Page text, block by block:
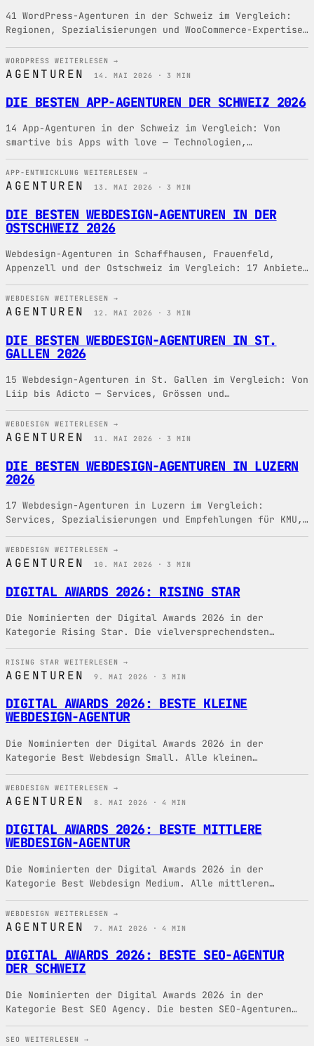
41 WordPress-Agenturen in der Schweiz im Vergleich:
Regionen, Spezialisierungen und WooCommerce-Expertise
für Ihr Website-Projekt.
WORDPRESS WEITERLESEN →
AGENTUREN 14. MAI 2026 · 3 MIN
DIE BESTEN APP-AGENTUREN DER SCHWEIZ 2026
14 App-Agenturen in der Schweiz im Vergleich: Von
smartive bis Apps with love — Technologien,
Teamgrössen und Spezialisierungen.
APP-ENTWICKLUNG WEITERLESEN →
AGENTUREN 13. MAI 2026 · 3 MIN
DIE BESTEN WEBDESIGN-AGENTUREN IN DER
OSTSCHWEIZ 2026
Webdesign-Agenturen in Schaffhausen, Frauenfeld,
Appenzell und der Ostschweiz im Vergleich: 17 Anbieter
mit Services und Spezialisierungen.
WEBDESIGN WEITERLESEN →
AGENTUREN 12. MAI 2026 · 3 MIN
DIE BESTEN WEBDESIGN-AGENTUREN IN ST.
GALLEN 2026
15 Webdesign-Agenturen in St. Gallen im Vergleich: Von
Liip bis Adicto — Services, Grössen und
Spezialisierungen für Ihr Projekt.
WEBDESIGN WEITERLESEN →
AGENTUREN 11. MAI 2026 · 3 MIN
DIE BESTEN WEBDESIGN-AGENTUREN IN LUZERN
2026
17 Webdesign-Agenturen in Luzern im Vergleich:
Services, Spezialisierungen und Empfehlungen für KMU,
E-Commerce und digitales Marketing.
WEBDESIGN WEITERLESEN →
AGENTUREN 10. MAI 2026 · 3 MIN
DIGITAL AWARDS 2026: RISING STAR
Die Nominierten der Digital Awards 2026 in der
Kategorie Rising Star. Die vielversprechendsten
aufstrebenden Digital-Agenturen der Schweiz 2026.
RISING STAR WEITERLESEN →
AGENTUREN 9. MAI 2026 · 3 MIN
DIGITAL AWARDS 2026: BESTE KLEINE
WEBDESIGN-AGENTUR
Die Nominierten der Digital Awards 2026 in der
Kategorie Best Webdesign Small. Alle kleinen
Webdesign-Agenturen der Schweiz im Überblick.
WEBDESIGN WEITERLESEN →
AGENTUREN 8. MAI 2026 · 4 MIN
DIGITAL AWARDS 2026: BESTE MITTLERE
WEBDESIGN-AGENTUR
Die Nominierten der Digital Awards 2026 in der
Kategorie Best Webdesign Medium. Alle mittleren
Webdesign-Agenturen der Schweiz im Überblick.
WEBDESIGN WEITERLESEN →
AGENTUREN 7. MAI 2026 · 4 MIN
DIGITAL AWARDS 2026: BESTE SEO-AGENTUR
DER SCHWEIZ
Die Nominierten der Digital Awards 2026 in der
Kategorie Best SEO Agency. Die besten SEO-Agenturen
und Suchmaschinen-Spezialisten der Schweiz 2026 im
Überblick.
SEO WEITERLESEN →